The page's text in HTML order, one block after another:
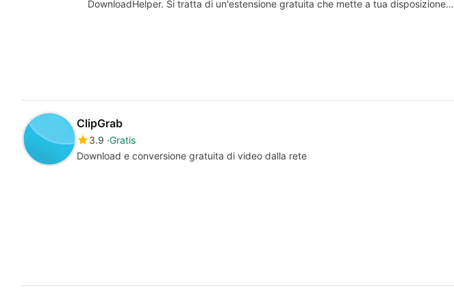
DownloadHelper. Si tratta di un'estensione gratuita che mette a tua disposizione…
ClipGrab
3.9 Gratis
Download e conversione gratuita di video dalla rete